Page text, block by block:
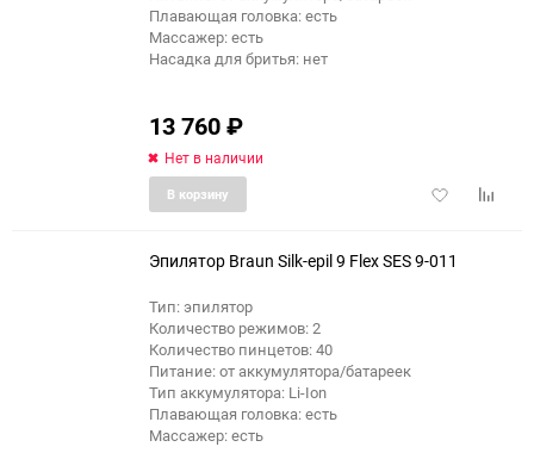
Плавающая головка: есть
Массажер: есть
Насадка для бритья: нет
13 760₽
Нет в наличии
Добавить
В корзину
Эпилятор Braun Silk-epil 9 Flex SES 9-011
Тип: эпилятор
Количество режимов: 2
Количество пинцетов: 40
Питание: от аккумулятора/батареек
Тип аккумулятора: Li-Ion
Плавающая головка: есть
Массажер: есть